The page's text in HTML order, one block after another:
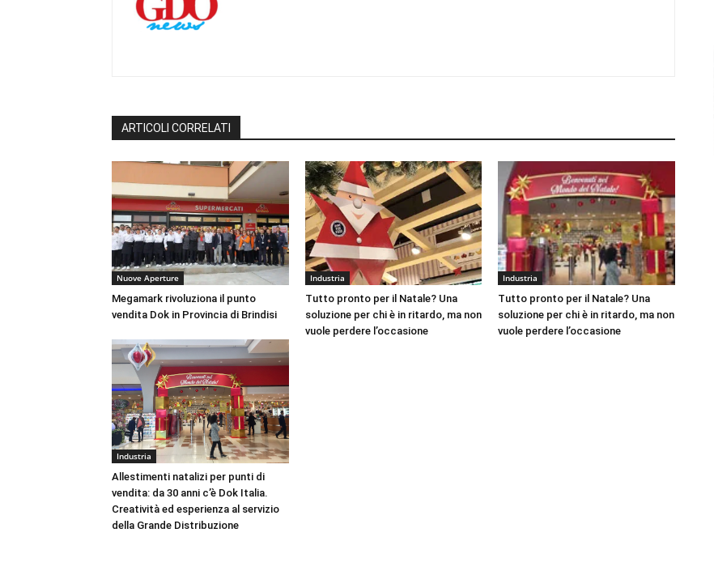
ARTICOLI CORRELATI
Nuove Aperture
Megamark rivoluziona il punto
vendita Dok in Provincia di Brindisi
Industria
Tutto pronto per il Natale? Una
soluzione per chi è in ritardo, ma non
vuole perdere l’occasione
Industria
Tutto pronto per il Natale? Una
soluzione per chi è in ritardo, ma non
vuole perdere l’occasione
Industria
Allestimenti natalizi per punti di
vendita: da 30 anni c’è Dok Italia.
Creatività ed esperienza al servizio
della Grande Distribuzione